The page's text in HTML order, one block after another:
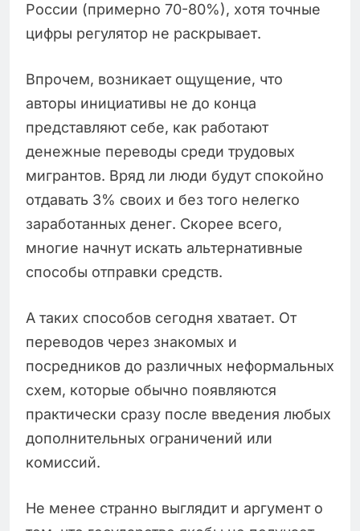
России (примерно 70-80%), хотя точные
цифры регулятор не раскрывает.
Впрочем, возникает ощущение, что
авторы инициативы не до конца
представляют себе, как работают
денежные переводы среди трудовых
мигрантов. Вряд ли люди будут спокойно
отдавать 3% своих и без того нелегко
заработанных денег. Скорее всего,
многие начнут искать альтернативные
способы отправки средств.
А таких способов сегодня хватает. От
переводов через знакомых и
посредников до различных неформальных
схем, которые обычно появляются
практически сразу после введения любых
дополнительных ограничений или
комиссий.
Не менее странно выглядит и аргумент о